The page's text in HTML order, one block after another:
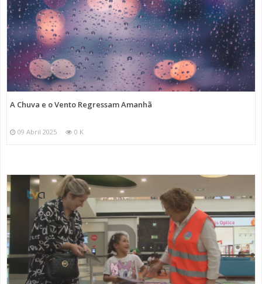
A Chuva e o Vento Regressam Amanhã
09 Abril 2025 0 K